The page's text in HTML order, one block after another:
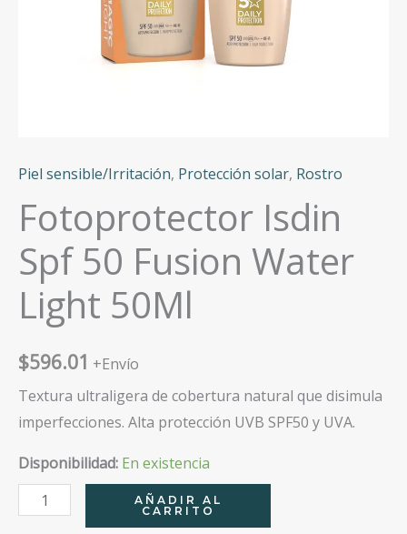
Piel sensible/Irritación, Protección solar, Rostro
Fotoprotector Isdin
Spf 50 Fusion Water
Light 50Ml
$596.01 +Envío
Textura ultraligera de cobertura natural que disimula
imperfecciones. Alta protección UVB SPF50 y UVA.
Disponibilidad: En existencia
Fotoprotector
Isdin
AÑADIR AL
CARRITO